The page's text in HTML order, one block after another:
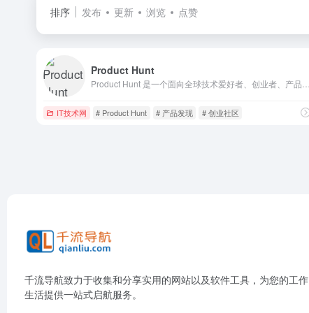
排序 发布 更新 浏览 点赞
Product Hunt
IT技术网 # Product Hunt # 产品发现 # 创业社区
千流导航致力于收集和分享实用的网站以及软件工具，为您的工作
生活提供一站式启航服务。